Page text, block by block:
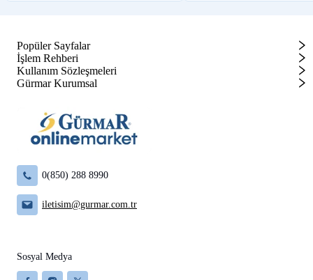
Popüler Sayfalar
İşlem Rehberi
Kullanım Sözleşmeleri
Gürmar Kurumsal
0(850) 288 8990
iletisim@gurmar.com.tr
Sosyal Medya